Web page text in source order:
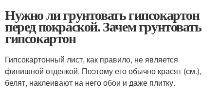
Нужно ли грунтовать гипсокартон
перед покраской. Зачем грунтовать
гипсокартон
Гипсокартонный лист, как правило, не является
финишной отделкой. Поэтому его обычно красят (см.),
белят, наклеивают на него обои и даже плитку.